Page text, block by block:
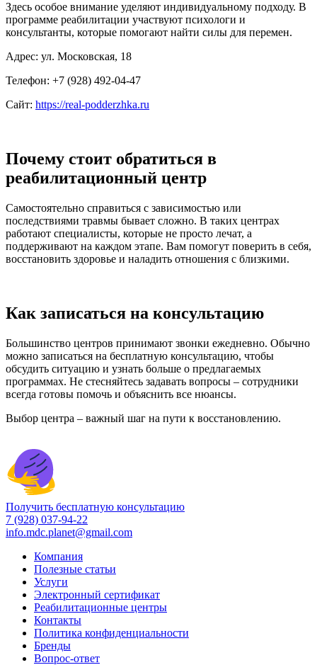
Здесь особое внимание уделяют индивидуальному подходу. В
программе реабилитации участвуют психологи и
консультанты, которые помогают найти силы для перемен.
Адрес: ул. Московская, 18
Телефон: +7 (928) 492-04-47
Сайт: https://real-podderzhka.ru
Почему стоит обратиться в
реабилитационный центр
Самостоятельно справиться с зависимостью или
последствиями травмы бывает сложно. В таких центрах
работают специалисты, которые не просто лечат, а
поддерживают на каждом этапе. Вам помогут поверить в себя,
восстановить здоровье и наладить отношения с близкими.
Как записаться на консультацию
Большинство центров принимают звонки ежедневно. Обычно
можно записаться на бесплатную консультацию, чтобы
обсудить ситуацию и узнать больше о предлагаемых
программах. Не стесняйтесь задавать вопросы – сотрудники
всегда готовы помочь и объяснить все нюансы.
Выбор центра – важный шаг на пути к восстановлению.
Получить бесплатную консультацию
7 (928) 037-94-22
info.mdc.planet@gmail.com
Компания
Полезные статьи
Услуги
Электронный сертификат
Реабилитационные центры
Контакты
Политика конфиденциальности
Бренды
Вопрос-ответ